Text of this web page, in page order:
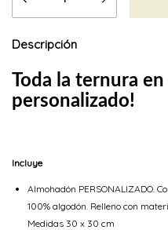
Descripción
Toda la ternura
personalizado!
Incluye
Almohadón PERSONALIZADO.
100% algodón. Relleno con
Medidas 30 x 30 cm